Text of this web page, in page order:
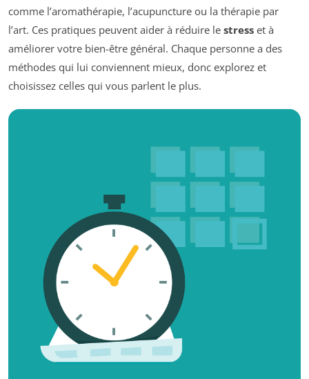
comme l’aromathérapie, l’acupuncture ou la thérapie par
l’art. Ces pratiques peuvent aider à réduire le stress et à
améliorer votre bien-être général. Chaque personne a des
méthodes qui lui conviennent mieux, donc explorez et
choisissez celles qui vous parlent le plus.